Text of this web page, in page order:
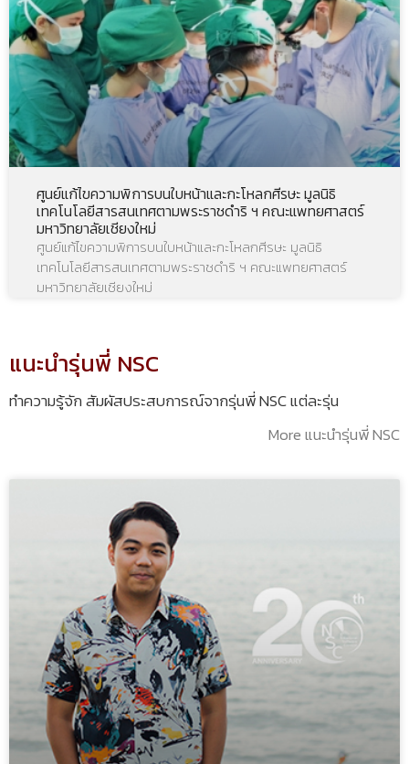
ศูนย์แก้ไขความพิการบนใบหน้าและกะโหลกศีรษะ มูลนิธิ
เทคโนโลยีสารสนเทศตามพระราชดำริ ฯ คณะแพทยศาสตร์
มหาวิทยาลัยเชียงใหม่
ศูนย์แก้ไขความพิการบนใบหน้าและกะโหลกศีรษะ มูลนิธิ
เทคโนโลยีสารสนเทศตามพระราชดำริ ฯ คณะแพทยศาสตร์
มหาวิทยาลัยเชียงใหม่
แนะนำรุ่นพี่ NSC
ทำความรู้จัก สัมผัสประสบการณ์จากรุ่นพี่ NSC แต่ละรุ่น
More แนะนำรุ่นพี่ NSC